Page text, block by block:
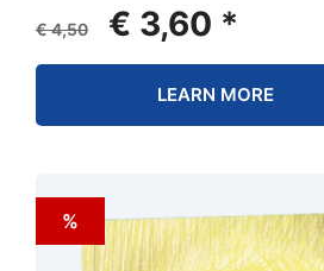
€4,50
Original
price
was:
€ 4,50.
€ 3,60 Current
price
is:
€ 3,60.
*
LEARN MORE
%